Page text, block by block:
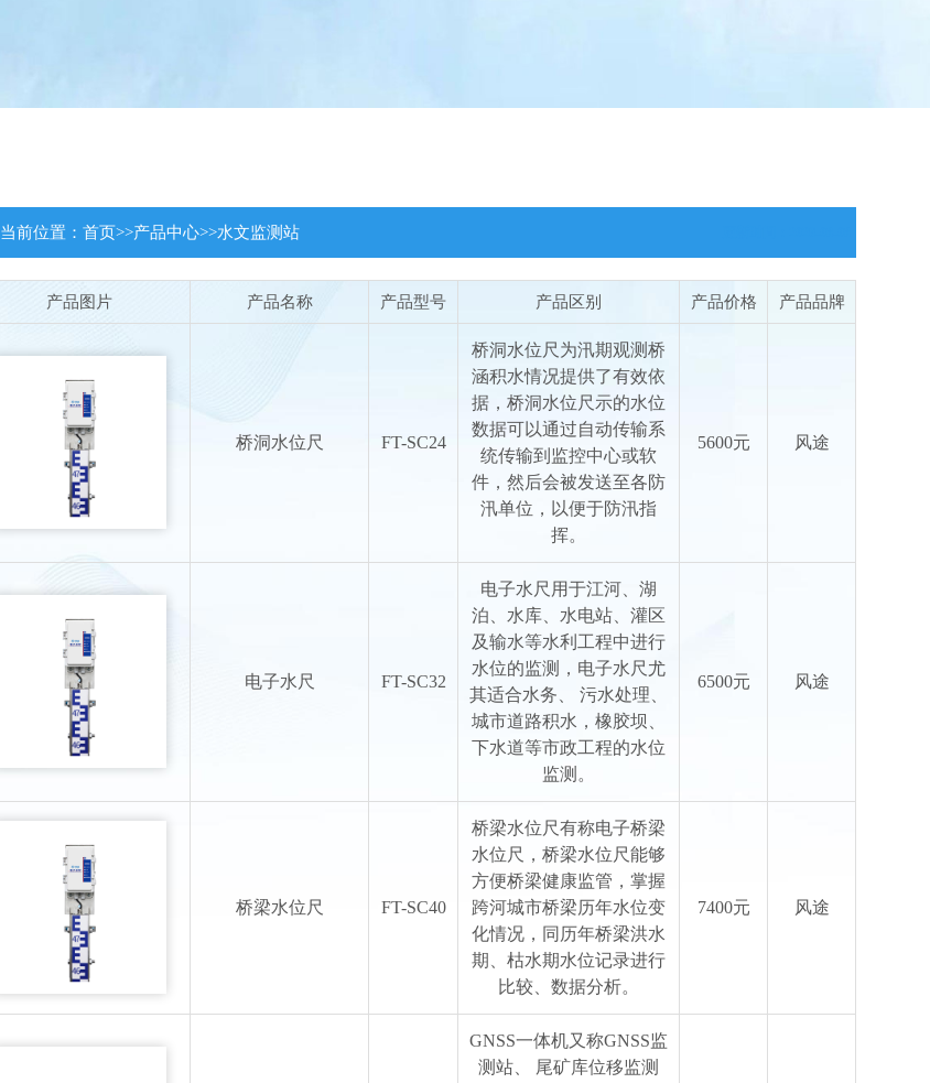
当前位置：首页>>产品中心>>水文监测站
产品图片 产品名称 产品型号 产品区别 产品价格 产品品牌
桥洞水位尺 FT-SC24
桥洞水位尺为汛期观测桥
涵积水情况提供了有效依
据，桥洞水位尺示的水位
数据可以通过自动传输系
统传输到监控中心或软
件，然后会被发送至各防
汛单位，以便于防汛指
挥。
5600元 风途
电子水尺 FT-SC32
电子水尺用于江河、湖
泊、水库、水电站、灌区
及输水等水利工程中进行
水位的监测，电子水尺尤
其适合水务、 污水处理、
城市道路积水，橡胶坝、
下水道等市政工程的水位
监测。
6500元 风途
桥梁水位尺 FT-SC40
桥梁水位尺有称电子桥梁
水位尺，桥梁水位尺能够
方便桥梁健康监管，掌握
跨河城市桥梁历年水位变
化情况，同历年桥梁洪水
期、枯水期水位记录进行
比较、数据分析。
7400元 风途
GNSS一体机又称GNSS监
测站、 尾矿库位移监测